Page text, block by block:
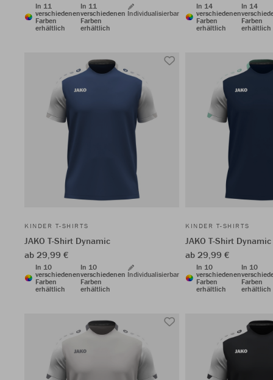
In 11
verschiedenen
Farben
erhältlich
In 11
verschiedenen
Farben
erhältlich
Individualisierbar
In 14
verschiedenen
Farben
erhältlich
In 14
Farben
erhältlich
KINDER T-SHIRTS
JAKO T-Shirt Dynamic
ab 29,99 €
In 10
verschiedenen
Farben
erhältlich
In 10
verschiedenen
Farben
erhältlich
Individualisierbar
KINDER T-SHIRTS
JAKO T-Shirt Dynamic
ab 29,99 €
In 10
verschiedenen
Farben
erhältlich
In 10
Farben
erhältlich